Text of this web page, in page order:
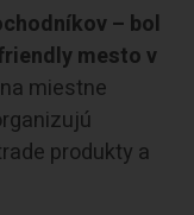
– bol
mesto v
miestne
produkty a